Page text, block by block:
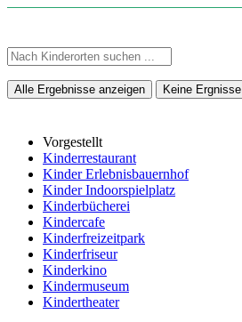
Alle Ergebnisse anzeigen Keine Ergnisse
Vorgestellt
Kinderrestaurant
Kinder Erlebnisbauernhof
Kinder Indoorspielplatz
Kinderbücherei
Kindercafe
Kinderfreizeitpark
Kinderfriseur
Kinderkino
Kindermuseum
Kindertheater